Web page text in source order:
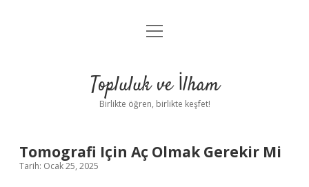
Anasayfa
Yasal Uyarı
menüyü
Topluluk ve İlham
Birlikte öğren, birlikte keşfet!
Tomografi Için Aç Olmak Gerekir Mi
Tarih: Ocak 25, 2025